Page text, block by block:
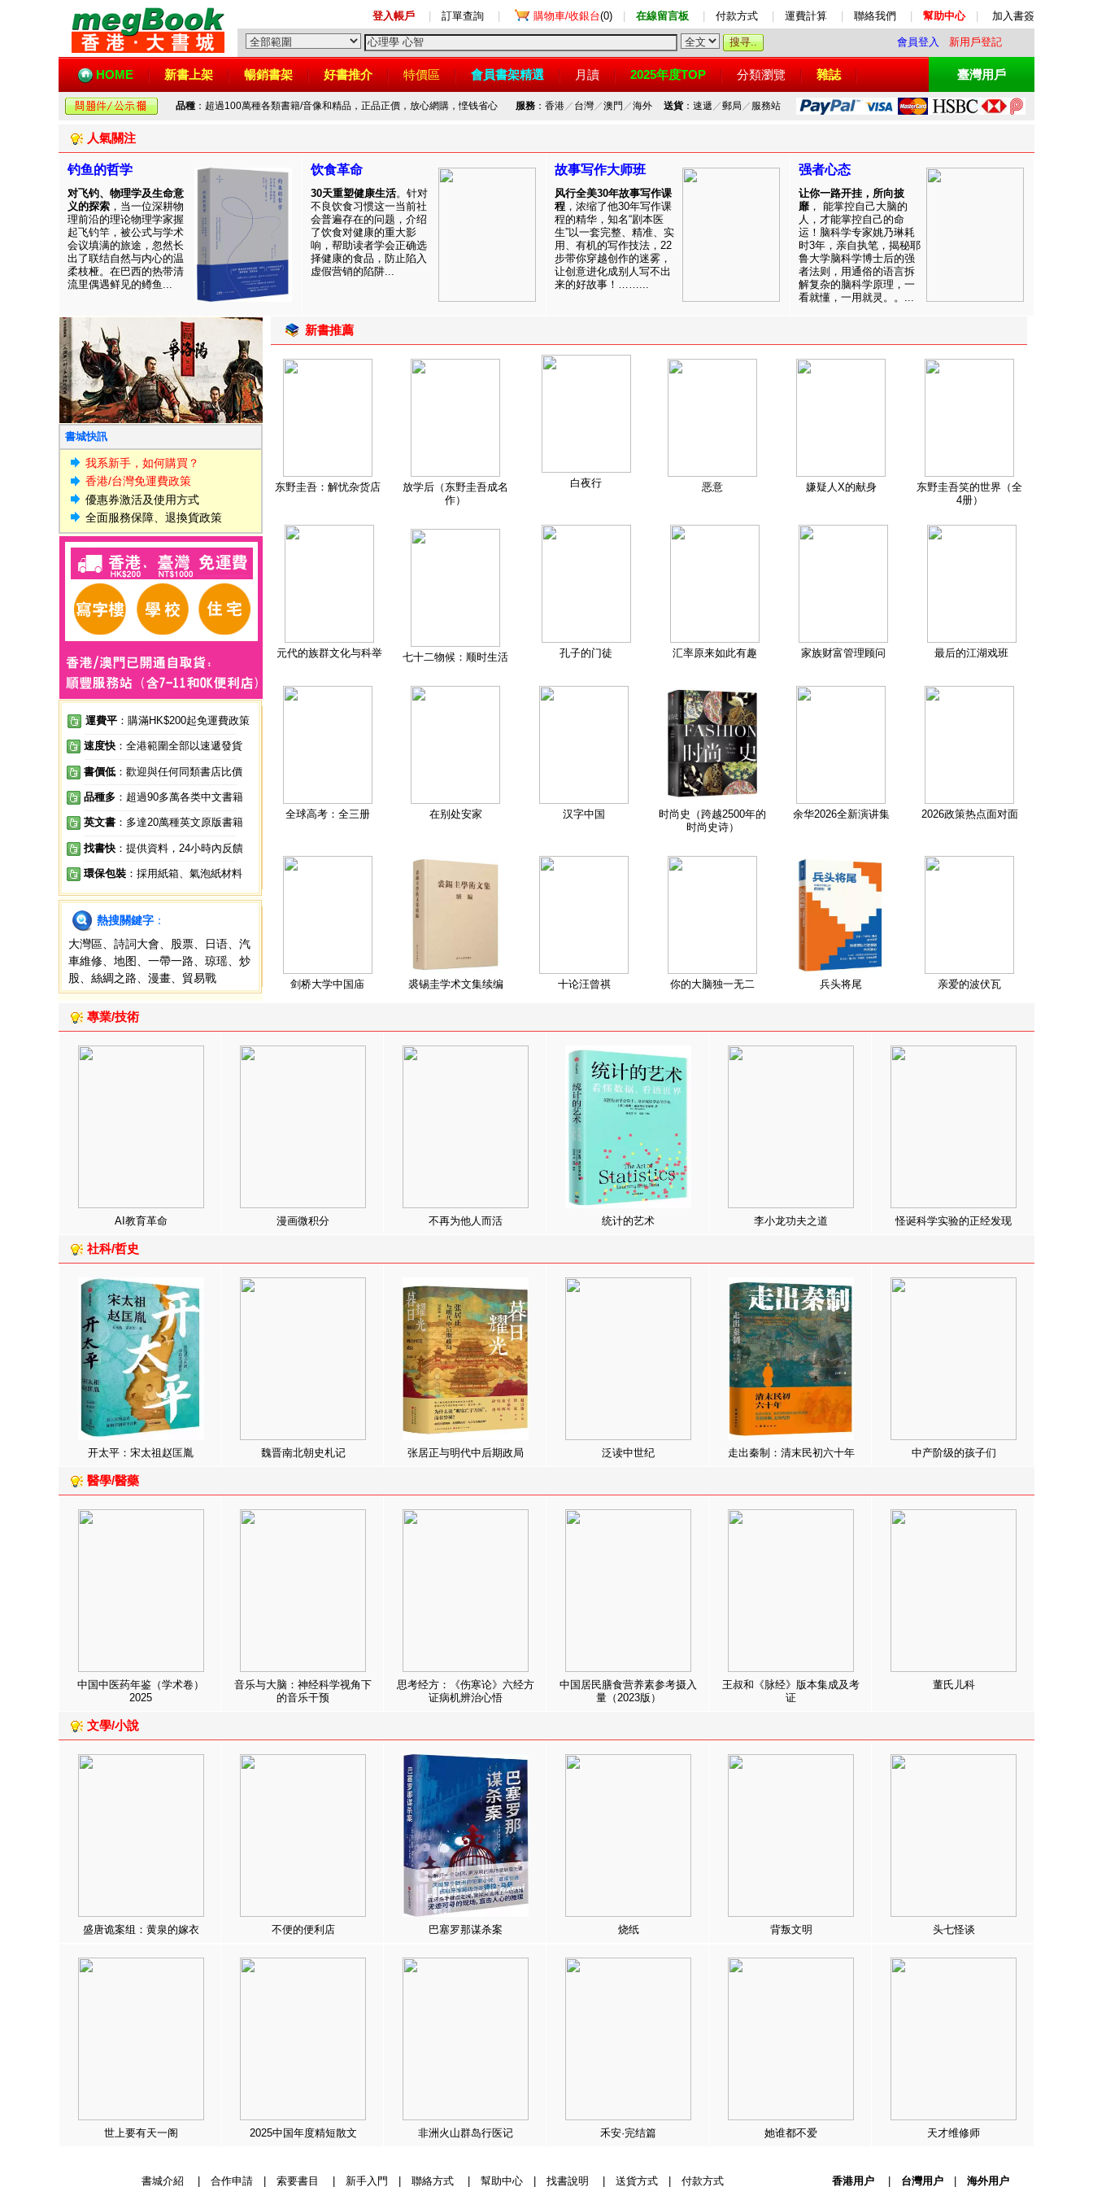
登入帳戶 訂單查詢 購物車/收銀台(0) 在線留言板 付款方式 運費計算 聯絡我們 幫助中心 加入書簽
會員登入 新用戶登記
HOME 新書上架 暢銷書架 好書推介 特價區 會員書架精選 月讀 2025年度TOP 分類瀏覽 雜誌 臺灣用戶
品種 ：超過100萬種各類書籍/音像和精品，正品正價，放心網購，悭钱省心 服務：香港／ 台灣／澳門 ／海外 送貨：速遞 ／郵局 ／ 服務站
人氣關注
钓鱼的哲学
对飞钓、物理学及生命意
义的探索 ，当一位深耕物
理前沿的理论物理学家握
起飞钓竿，被公式与学术
会议填满的旅途，忽然长
出了联结自然与内心的温
柔枝桠。在巴西的热带清
流里偶遇鲜见的鳟鱼...
饮食革命
30天重塑健康生活。针对
不良饮食习惯这一当前社
会普遍存在的问题，介绍
了饮食对健康的重大影
响，帮助读者学会正确选
择健康的食品，防止陷入
虚假营销的陷阱...
故事写作大师班
风行全美30年故事写作课
程 ，浓缩了他30年写作课
程的精华，知名“剧本医
生”以一套完整、精准、实
用、有机的写作技法，22
步带你穿越创作的迷雾，
让创意进化成别人写不出
来的好故事！……...
强者心态
让你一路开挂，所向披
靡 ， 能掌控自己大脑的
人，才能掌控自己的命
运！脑科学专家姚乃琳耗
时3年，亲自执笔，揭秘耶
鲁大学脑科学博士后的强
者法则，用通俗的语言拆
解复杂的脑科学原理，一
看就懂，一用就灵。。...
書城快訊
我系新手，如何購買？
香港/台灣免運費政策
優惠券激活及使用方式
全面服務保障、退換貨政策
運費平 ：購滿HK$200起免運費政策
速度快 ：全港範圍全部以速遞發貨
書價低 ：歡迎與任何同類書店比價
品種多 ：超過90多萬各类中文書籍
英文書 ：多達20萬種英文原版書籍
找書快 ：提供資料，24小時內反饋
環保包裝 ：採用紙箱、氣泡紙材料
熱搜關鍵字 ：
大灣區
詩詞大會 股票 日语
汽
車維修
地图 一帶一路 琼瑶
炒
股
絲綢之路 漫畫 貿易戰
新書推薦
东野圭吾：解忧杂货店
放学后（东野圭吾成名
作）
白夜行 恶意 嫌疑人X的献身
东野圭吾笑的世界（全
4册）
元代的族群文化与科举 七十二物候：顺时生活 孔子的门徒 汇率原来如此有趣 家族财富管理顾问 最后的江湖戏班
全球高考：全三册 在别处安家 汉字中国
时尚史（跨越2500年的
时尚史诗）
余华2026全新演讲集 2026政策热点面对面
剑桥大学中国庙 裘锡圭学术文集续编 十论汪曾祺 你的大脑独一无二 兵头将尾 亲爱的波伏瓦
專業/技術
AI教育革命 漫画微积分 不再为他人而活 统计的艺术 李小龙功夫之道 怪诞科学实验的正经发现
社科/哲史
开太平：宋太祖赵匡胤 魏晋南北朝史札记 张居正与明代中后期政局 泛读中世纪 走出秦制：清末民初六十年 中产阶级的孩子们
醫學/醫藥
中国中医药年鉴（学术卷）
2025
音乐与大脑：神经科学视角下
的音乐干预
思考经方：《伤寒论》六经方
证病机辨治心悟
中国居民膳食营养素参考摄入
量（2023版）
王叔和《脉经》版本集成及考
证
董氏儿科
文學/小說
盛唐诡案组：黄泉的嫁衣 不便的便利店 巴塞罗那谋杀案 烧纸 背叛文明 头七怪谈
世上要有天一阁 2025中国年度精短散文 非洲火山群岛行医记 禾安·完结篇 她谁都不爱 天才维修师
書城介紹 合作申請| 索要書目 新手入門 聯絡方式| 幫助中心| 找書說明 送貨方式| 付款方式 香港用户| 台灣用户| 海外用户